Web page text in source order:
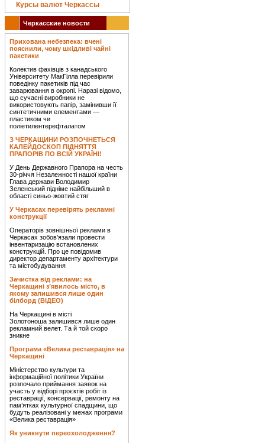
Курсы валют Черкассы
Черкасские новости
Прихована небезпека: вчені
пояснили, чому шкідливі чайні
пакетики
Колектив фахівців з канадського
Університету МакГілла перевірили
поведінку пакетиків під час
заварювання в окропі. Наразі відомо,
що сучасні виробники не
використовують папір, замінивши її
синтетичними елементами —
пластиком чи
поліетилентерефталатом
З ЧЕРКАЩИНИ РОЗПОЧНЕТЬСЯ
КАЛЕЙДОСКОП ПІДНЯТТЯ
ПРАПОРІВ ПО ВСІЙ УКРАЇНІ!
У День Державного Прапора на честь
30-річчя Незалежності нашої країни
Глава держави Володимир
Зеленський підніме найбільший в
області синьо-жовтий стяг
У Черкасах перевірять рекламні
конструкції
Операторів зовнішньої реклами в
Черкасах зобов’язали провести
інвентаризацію встановлених
конструкцій. Про це повідомив
директор департаменту архітектури
та містобудування
Зачистка від реклами: на
Черкащині з’явилось місто, в
якому залишився лише один
білборд (ВІДЕО)
На Черкащині в місті
Золотоноша залишився лише один
рекламний велет. Та й той скоро
зникне
Програма «Велика реставрація» на
Черкащині
Міністерство культури та
інформаційної політики України
розпочало приймання заявок на
участь у відборі проєктів робіт із
реставрації, консервації, ремонту на
пам’ятках культурної спадщини, що
будуть реалізовані у межах програми
«Велика реставрація»
Як уникнути переохолодження?